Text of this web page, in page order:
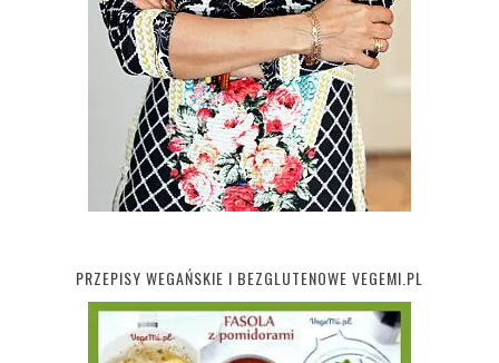
PRZEPISY WEGAŃSKIE I BEZGLUTENOWE VEGEMI.PL